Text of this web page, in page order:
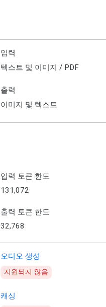
입력
텍스트 및 이미지 / PDF
출력
이미지 및 텍스트
입력 토큰 한도
131,072
출력 토큰 한도
32,768
오디오 생성
지원되지 않음
캐싱